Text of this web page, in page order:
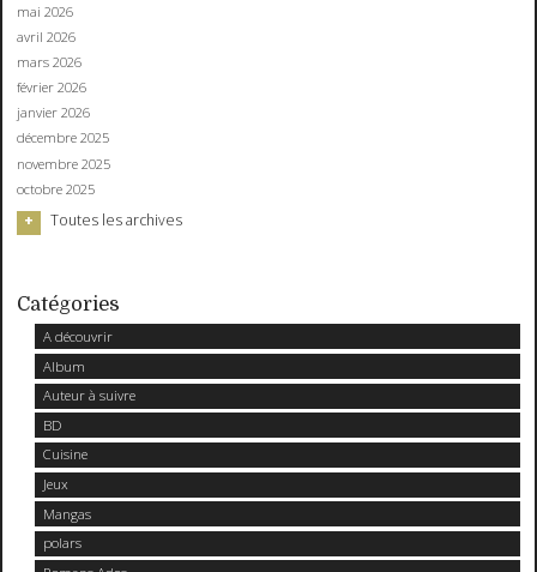
mai 2026
avril 2026
mars 2026
février 2026
janvier 2026
décembre 2025
novembre 2025
octobre 2025
Toutes les archives
Catégories
A découvrir
Album
Auteur à suivre
BD
Cuisine
Jeux
Mangas
polars